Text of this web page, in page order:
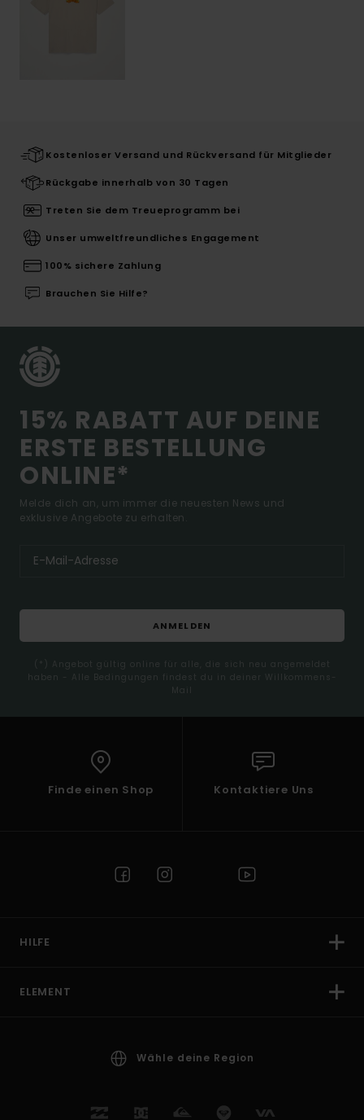
Kostenloser Versand und Rückversand für Mitglieder
Rückgabe innerhalb von 30 Tagen
Treten Sie dem Treueprogramm bei
Unser umweltfreundliches Engagement
100% sichere Zahlung
Brauchen Sie Hilfe?
15% RABATT AUF DEINE
ERSTE BESTELLUNG
ONLINE*
Melde dich an, um immer die neuesten News und
exklusive Angebote zu erhalten.
ANMELDEN
(*) Angebot gültig online für alle, die sich neu angemeldet
haben - Alle Bedingungen findest du in deiner Willkommens-
Mail
Finde einen Shop Kontaktiere Uns
HILFE
ELEMENT
Wähle deine Region